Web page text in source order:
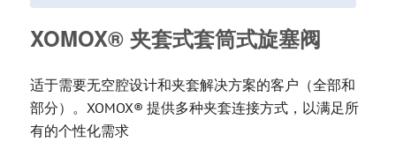
XOMOX® 夹套式套筒式旋塞阀
适于需要无空腔设计和夹套解决方案的客户（全部和
部分）。XOMOX® 提供多种夹套连接方式，以满足所
有的个性化需求